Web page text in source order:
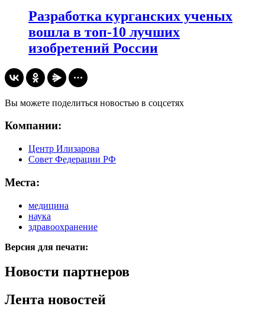
Разработка курганских ученых
вошла в топ-10 лучших
изобретений России
Вы можете поделиться новостью в соцсетях
Компании:
Центр Илизарова
Совет Федерации РФ
Места:
медицина
наука
здравоохранение
Версия для печати:
Новости партнеров
Лента новостей